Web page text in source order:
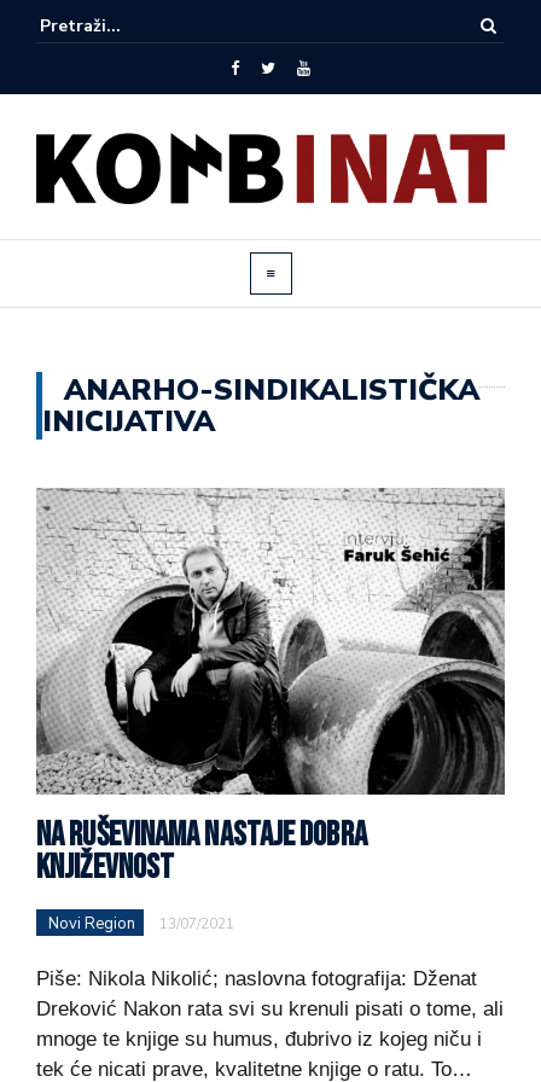
ANARHO-SINDIKALISTIČKA
INICIJATIVA
NA RUŠEVINAMA NASTAJE DOBRA
KNJIŽEVNOST
Novi Region 13/07/2021
Piše: Nikola Nikolić; naslovna fotografija: Dženat
Dreković Nakon rata svi su krenuli pisati o tome, ali
mnoge te knjige su humus, đubrivo iz kojeg niču i
tek će nicati prave, kvalitetne knjige o ratu. To…